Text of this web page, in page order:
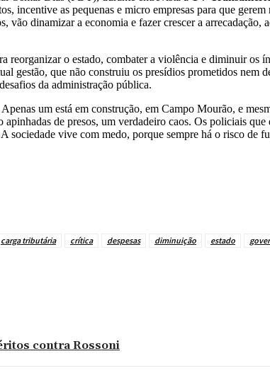
incentive as pequenas e micro empresas para que
vão dinamizar a economia e fazer crescer a arrecadação,
reorganizar o estado, combater a violência e diminuir os
gestão, que não construiu os presídios prometidos nem
da administração pública.
um está em construção, em Campo Mourão, e
apinhadas de presos, um verdadeiro caos. Os policiais
sociedade vive com medo, porque sempre há o risco de
carga tributária crítica despesas diminuição estado
contra Rossoni